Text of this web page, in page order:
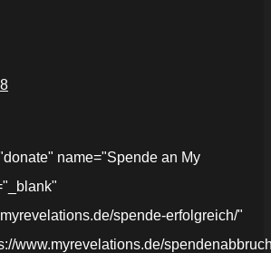
name="Spende an My
spende-erfolgreich/"
www.myrevelations.de/